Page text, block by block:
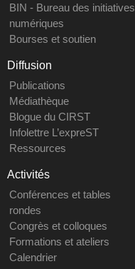
BIN - Bureau des initiatives
numériques
Bourses et soutien
Diffusion
Publications
Médiathèque
Blogue du CIRST
Infolettre L’expreST
Ressources
Activités
Conférences et tables
rondes
Congrès et colloques
Formations et ateliers
Calendrier